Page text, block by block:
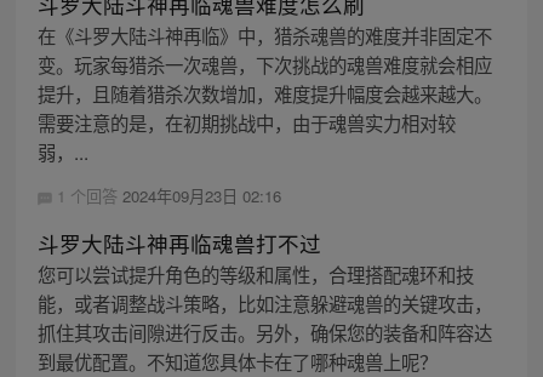
在《斗罗大陆斗神再临》中，猎杀魂兽的难度并非固定不
变。玩家每猎杀一次魂兽，下次挑战的魂兽难度就会相应
提升，且随着猎杀次数增加，难度提升幅度会越来越大。
需要注意的是，在初期挑战中，由于魂兽实力相对较
弱，...
1 个回答 2024年09月23日 02:16
斗罗大陆斗神再临魂兽打不过
您可以尝试提升角色的等级和属性，合理搭配魂环和技
能，或者调整战斗策略，比如注意躲避魂兽的关键攻击，
抓住其攻击间隙进行反击。另外，确保您的装备和阵容达
到最优配置。不知道您具体卡在了哪种魂兽上呢？